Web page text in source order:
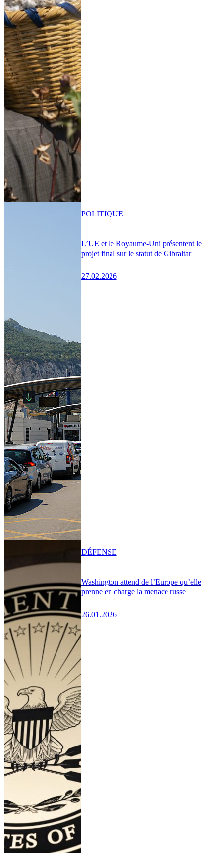
L’UE et le Royaume-Uni présentent le
projet final sur le statut de Gibraltar
27.02.2026
POLITIQUE
Washington attend de l’Europe qu’elle
prenne en charge la menace russe
26.01.2026
DÉFENSE